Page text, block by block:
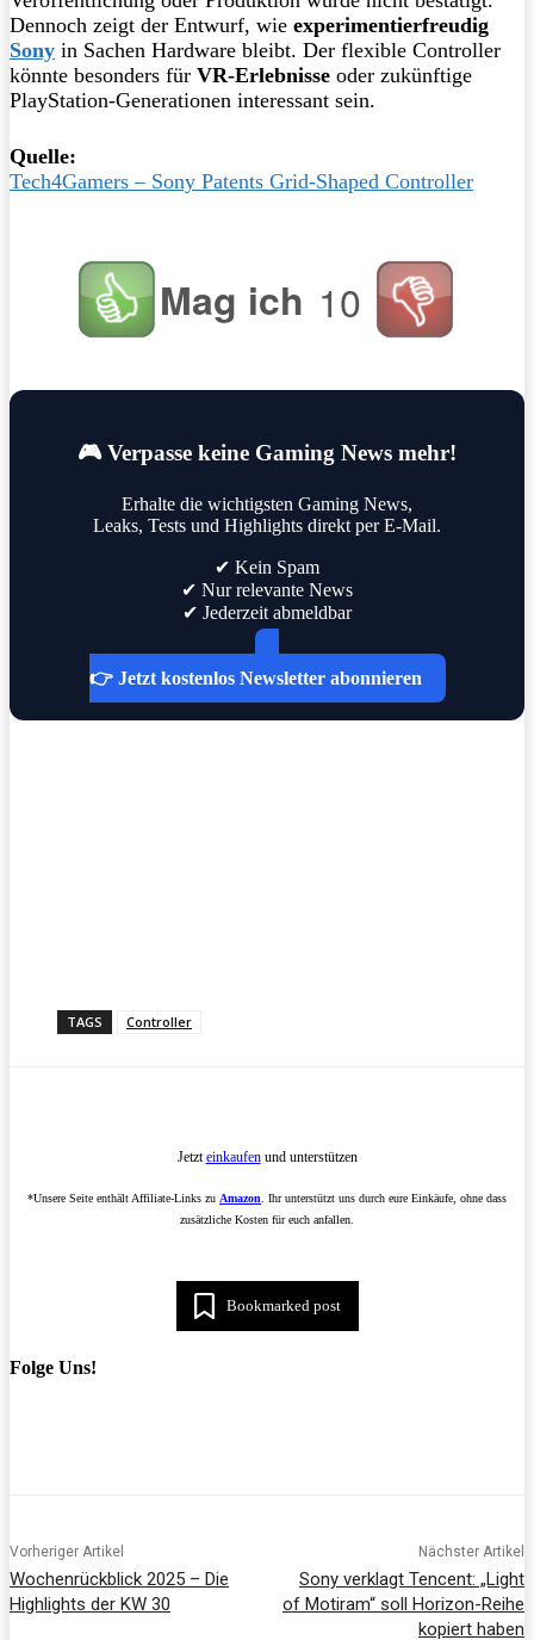
Dennoch zeigt der Entwurf, wie experimentierfreudig
Sony in Sachen Hardware bleibt. Der flexible Controller
könnte besonders für VR-Erlebnisse oder zukünftige
PlayStation-Generationen interessant sein.
Quelle:
Tech4Gamers – Sony Patents Grid-Shaped Controller
Mag ich 10
🎮 Verpasse keine Gaming News mehr!
Erhalte die wichtigsten Gaming News,
Leaks, Tests und Highlights direkt per E-Mail.
✔ Kein Spam
✔ Nur relevante News
✔ Jederzeit abmeldbar
👉 Jetzt kostenlos Newsletter abonnieren
TAGS Controller
Jetzt einkaufenund unterstützen
*Unsere Seite enthält Affiliate-Links zu Amazon . Ihr unterstützt uns durch eure Einkäufe, ohne dass
zusätzliche Kosten für euch anfallen.
Bookmarked post
Folge Uns!
Vorheriger Artikel
Wochenrückblick 2025 – Die
Highlights der KW 30
Nächster Artikel
Sony verklagt Tencent: „Light
of Motiram“ soll Horizon-Reihe
kopiert haben